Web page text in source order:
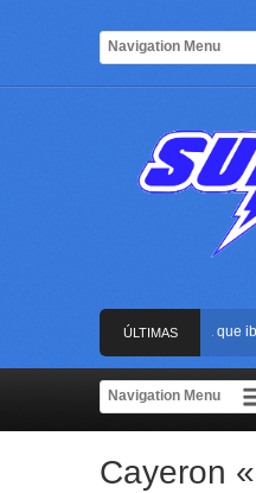
ÚLTIMAS
NOTICIAS
atentado con bus bomba que
USC será el escenario de la
reacción policial evitó que
Cayeron